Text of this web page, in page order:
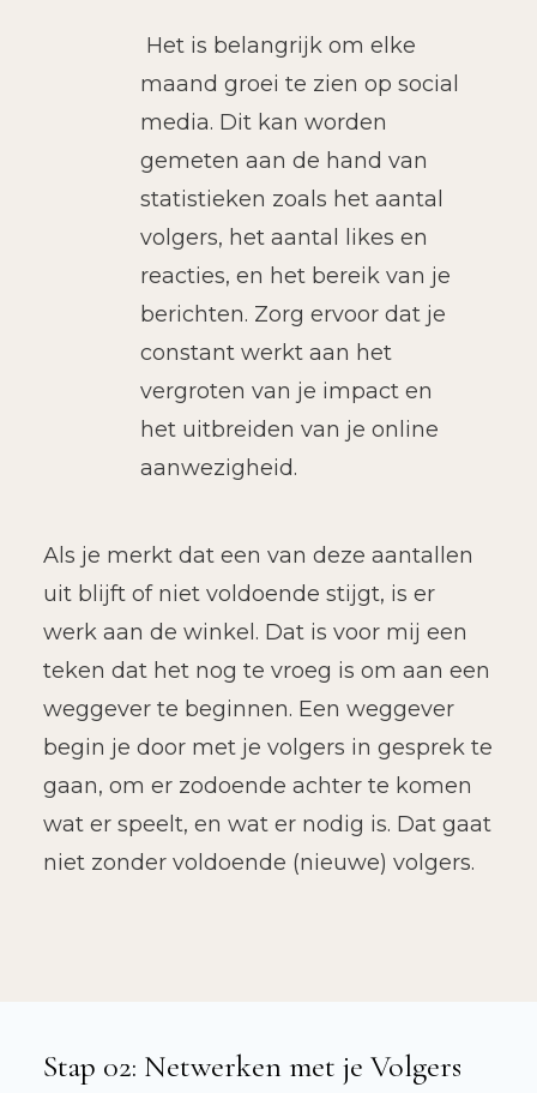
Het is belangrijk om elke
maand groei te zien op social
media. Dit kan worden
gemeten aan de hand van
statistieken zoals het aantal
volgers, het aantal likes en
reacties, en het bereik van je
berichten. Zorg ervoor dat je
constant werkt aan het
vergroten van je impact en
het uitbreiden van je online
aanwezigheid.
Als je merkt dat een van deze aantallen
uit blijft of niet voldoende stijgt, is er
werk aan de winkel. Dat is voor mij een
teken dat het nog te vroeg is om aan een
weggever te beginnen. Een weggever
begin je door met je volgers in gesprek te
gaan, om er zodoende achter te komen
wat er speelt, en wat er nodig is. Dat gaat
niet zonder voldoende (nieuwe) volgers.
Stap 02: Netwerken met je Volgers